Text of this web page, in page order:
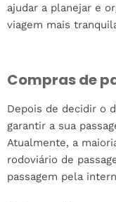
ajudar a planejar e
viagem mais
Compras de
Depois de decidir o
garantir a sua
Atualmente, a
rodoviário de
passagem pela